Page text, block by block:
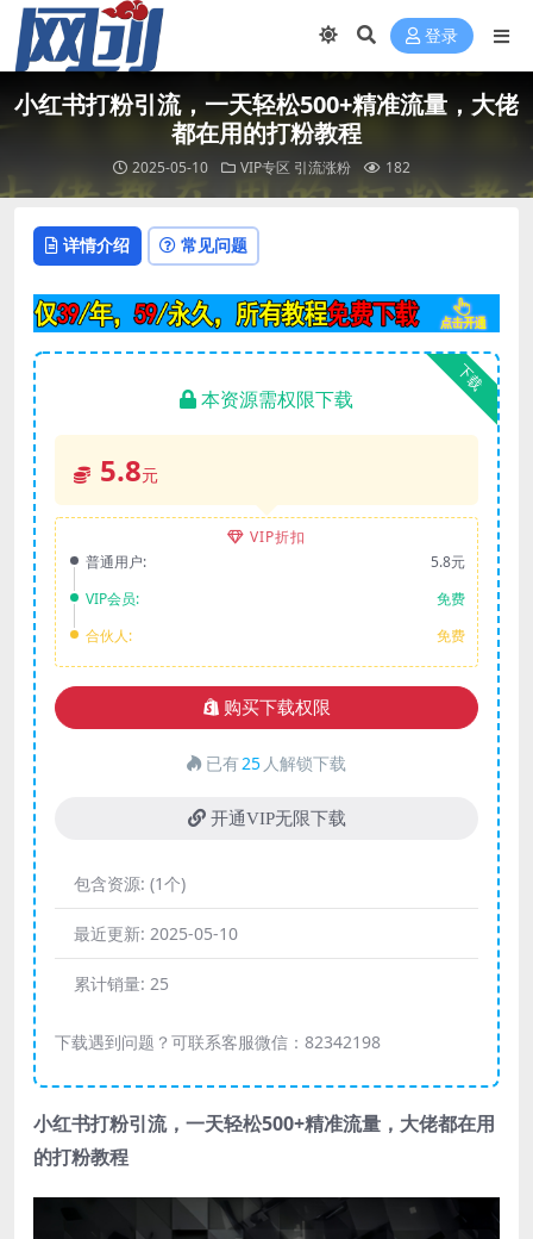
登录
小红书打粉引流，一天轻松500+精准流量，大佬
都在用的打粉教程
2025-05-10 VIP专区 引流涨粉 182
详情介绍 常见问题
下载
本资源需权限下载
5.8元
VIP折扣
普通用户:
5.8元
VIP会员:
免费
合伙人:
免费
购买下载权限
已有25 人解锁下载
开通VIP无限下载
包含资源: (1个)
最近更新: 2025-05-10
累计销量: 25
下载遇到问题？可联系客服微信：82342198
小红书打粉引流，一天轻松500+精准流量，大佬都在用
的打粉教程